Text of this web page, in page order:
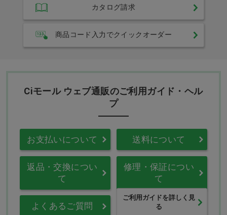
カタログ請求
商品コード入力でクイックオーダー
Ciモール ウェブ通販のご利用ガイド・ヘル
プ
お支払いについて 送料について
返品・交換につい
て
修理・保証につい
て
よくあるご質問
ご利用ガイドを詳しく見
る